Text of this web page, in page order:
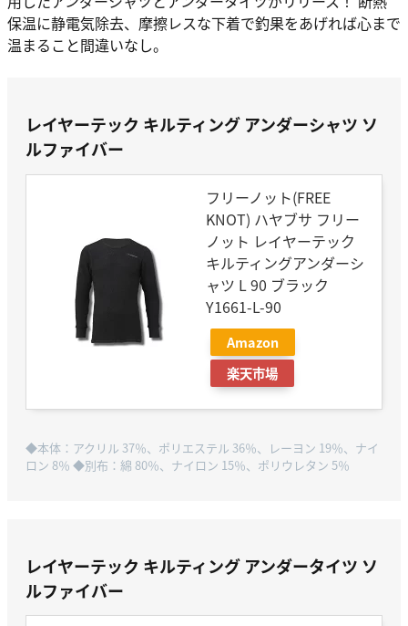
保温に静電気除去、摩擦レスな下着で釣果をあげれば心まで
温まること間違いなし。
レイヤーテック キルティング アンダーシャツ ソ
ルファイバー
フリーノット(FREE
KNOT) ハヤブサ フリー
ノット レイヤーテック
キルティングアンダーシ
ャツ L 90 ブラック
Y1661-L-90
Amazon
楽天市場
◆本体：アクリル 37％、ポリエステル 36％、レーヨン 19％、ナイ
ロン 8％ ◆別布：綿 80％、ナイロン 15％、ポリウレタン 5％
レイヤーテック キルティング アンダータイツ ソ
ルファイバー